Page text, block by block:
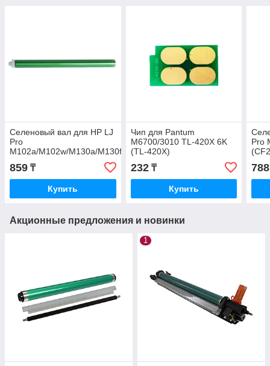
Селеновый вал для HP LJ
Pro
M102a/M102w/M130a/M130fw/M130nw
(CF219A) Golden Green
859 ₸
Купить
Чип для Pantum
M6700/3010 TL-420X 6K
(TL-420X)
232₸
Купить
Pro
788
Акционные предложения и новинки
1